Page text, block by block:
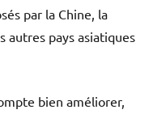
par la Chine, la
autres pays asiatiques
bien améliorer,